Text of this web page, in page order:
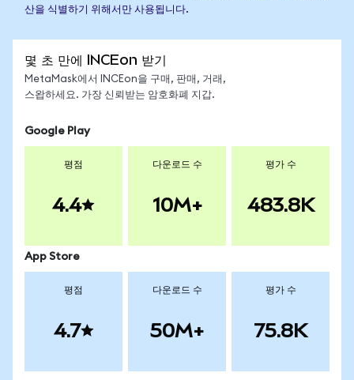
산을 식별하기 위해서만 사용됩니다.
몇 초 만에 INCEon 받기
MetaMask에서 INCEon을 구매, 판매, 거래,
스왑하세요. 가장 신뢰받는 암호화폐 지갑.
Google Play
평점
4.4
다운로드 수
10M+
평가 수
483.8K
App Store
평점
4.7
다운로드 수
50M+
평가 수
75.8K